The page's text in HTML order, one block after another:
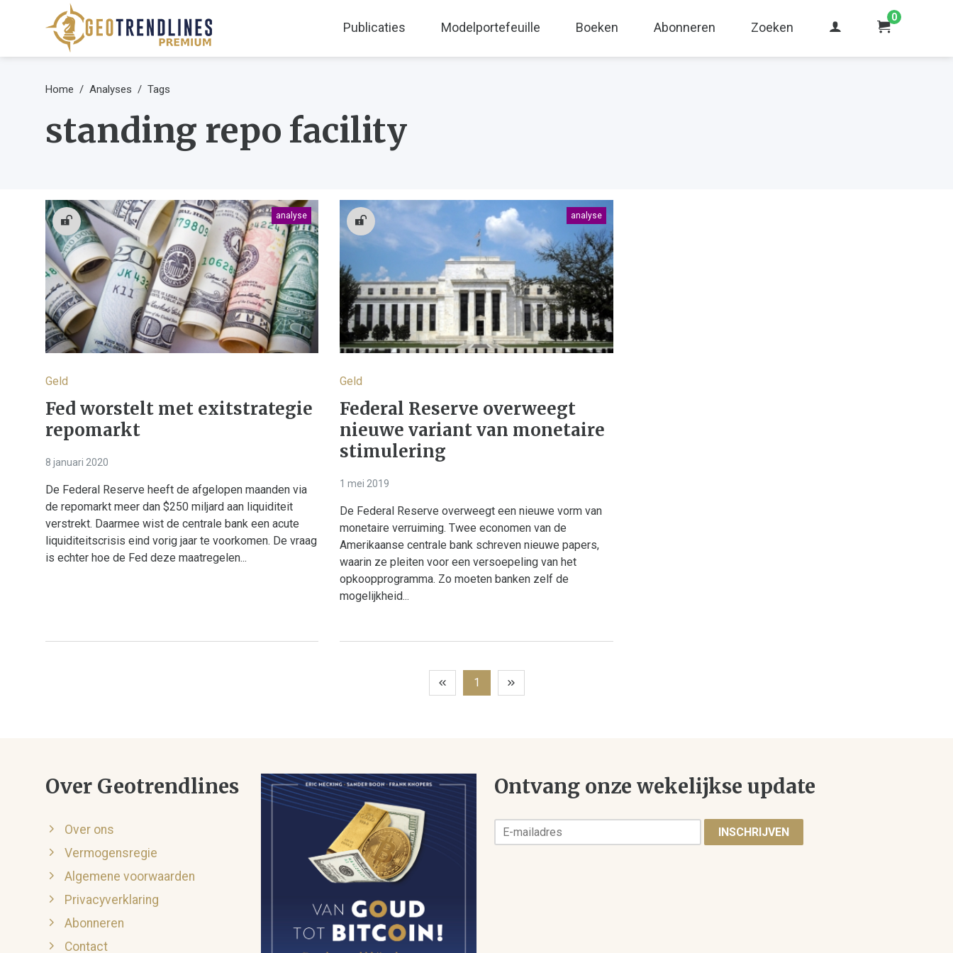
Publicaties Modelportefeuille Boeken Abonneren Zoeken
0
Home Analyses Tags
standing repo facility
analyse
Geld
Fed worstelt met exitstrategie
repomarkt
8 januari 2020
De Federal Reserve heeft de afgelopen maanden via
de repomarkt meer dan $250 miljard aan liquiditeit
verstrekt. Daarmee wist de centrale bank een acute
liquiditeitscrisis eind vorig jaar te voorkomen. De vraag
is echter hoe de Fed deze maatregelen...
analyse
Geld
Federal Reserve overweegt
nieuwe variant van monetaire
stimulering
1 mei 2019
De Federal Reserve overweegt een nieuwe vorm van
monetaire verruiming. Twee economen van de
Amerikaanse centrale bank schreven nieuwe papers,
waarin ze pleiten voor een versoepeling van het
opkoopprogramma. Zo moeten banken zelf de
mogelijkheid...
1
Over Geotrendlines
Over ons
Vermogensregie
Algemene voorwaarden
Privacyverklaring
Abonneren
Contact
Ontvang onze wekelijkse update
INSCHRIJVEN